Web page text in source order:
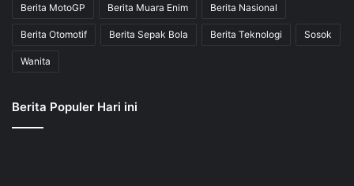
Berita MotoGP Berita Muara Enim Berita Nasional
Berita Otomotif Berita Sepak Bola Berita Teknologi Sosok
Wanita
Berita Populer Hari ini